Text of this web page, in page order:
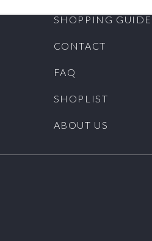
SHOPPING GUIDE
CONTACT
FAQ
SHOPLIST
ABOUT US